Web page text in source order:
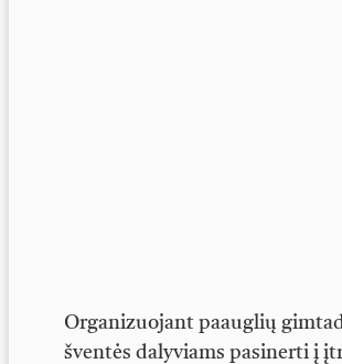
Organizuojant paauglių
šventės dalyviams pasinerti į